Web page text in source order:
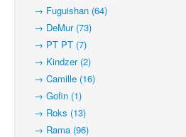
→ Fuguishan (64)
→ DeMur (73)
→ PT PT (7)
→ Kindzer (2)
→ Camille (16)
→ Gofin (1)
→ Roks (13)
→ Rama (96)